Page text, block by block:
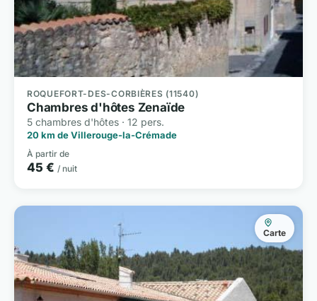
ROQUEFORT-DES-CORBIÈRES (11540)
Chambres d'hôtes Zenaïde
5 chambres d'hôtes · 12 pers.
20 km de Villerouge-la-Crémade
À partir de
45 € / nuit
Carte